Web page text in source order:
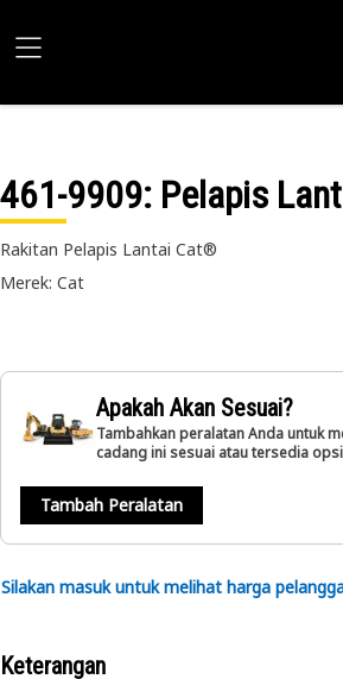
461-9909: Pelapis
Rakitan Pelapis Lantai Cat®
Merek: Cat
Apakah Akan Sesuai?
Tambahkan peralatan Anda untuk
cadang ini sesuai atau tersedia
Tambah Peralatan
Silakan masuk untuk melihat harga
Keterangan